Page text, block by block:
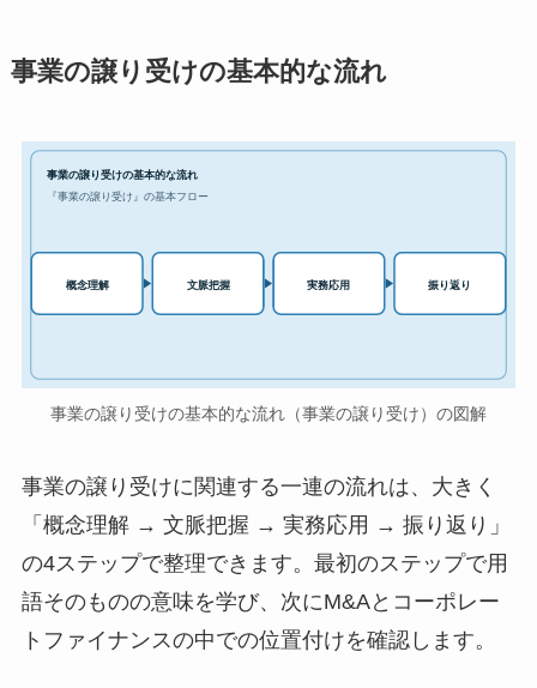
事業の譲り受けの基本的な流れ
事業の譲り受けの基本的な流れ
『事業の譲り受け』の基本フロー
概念理解 文脈把握 実務応用 振り返り
事業の譲り受けの基本的な流れ（事業の譲り受け）の図解
事業の譲り受けに関連する一連の流れは、大きく
「概念理解 → 文脈把握 → 実務応用 → 振り返り」
の4ステップで整理できます。最初のステップで用
語そのものの意味を学び、次にM&Aとコーポレー
トファイナンスの中での位置付けを確認します。